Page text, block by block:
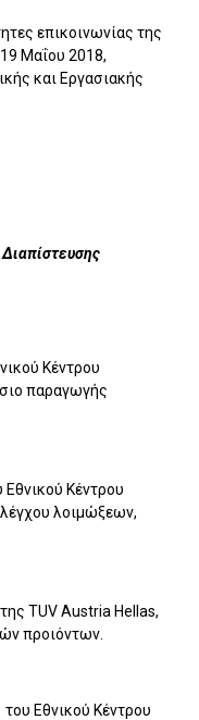
επικοινωνίας της
19 Μαΐου 2018,
και Εργασιακής
Διαπίστευσης
Κέντρου
παραγωγής
Κέντρου
λοιμώξεων,
TUV Austria Hellas,
προιόντων.
Εθνικού Κέντρου